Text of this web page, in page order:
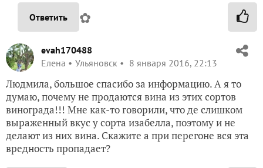
Ответить ✿
evah170488
Елена
Ульяновск 8 января 2016, 22:13
Людмила, большое спасибо за информацию. А я то
думаю, почему не продаются вина из этих сортов
винограда!!! Мне как-то говорили, что де слишком
выраженный вкус у сорта изабелла, поэтому и не
делают из них вина. Скажите а при перегоне вся эта
вредность пропадает?